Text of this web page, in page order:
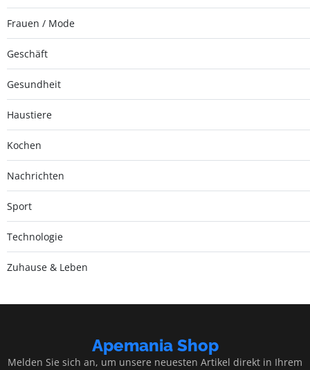
Frauen / Mode
Geschäft
Gesundheit
Haustiere
Kochen
Nachrichten
Sport
Technologie
Zuhause & Leben
Apemania Shop
Melden Sie sich an, um unsere neuesten Artikel direkt in Ihrem